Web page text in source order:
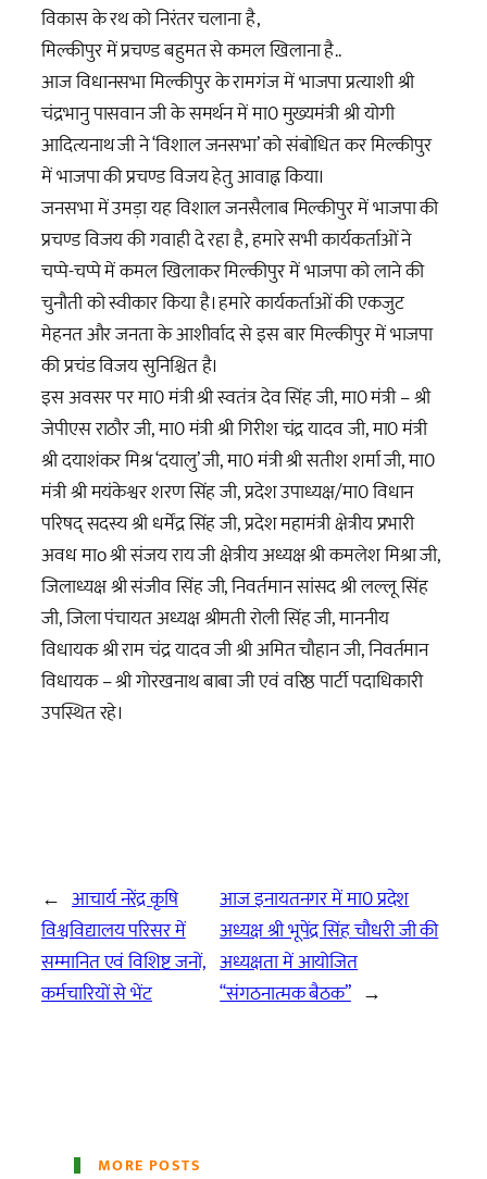
विकास के रथ को निरंतर चलाना है,
मिल्कीपुर में प्रचण्ड बहुमत से कमल खिलाना है..
आज विधानसभा मिल्कीपुर के रामगंज में भाजपा प्रत्याशी श्री
चंद्रभानु पासवान जी के समर्थन में मा0 मुख्यमंत्री श्री योगी
आदित्यनाथ जी ने ‘विशाल जनसभा’ को संबोधित कर मिल्कीपुर
में भाजपा की प्रचण्ड विजय हेतु आवाह्न किया।
जनसभा में उमड़ा यह विशाल जनसैलाब मिल्कीपुर में भाजपा की
प्रचण्ड विजय की गवाही दे रहा है, हमारे सभी कार्यकर्ताओं ने
चप्पे-चप्पे में कमल खिलाकर मिल्कीपुर में भाजपा को लाने की
चुनौती को स्वीकार किया है। हमारे कार्यकर्ताओं की एकजुट
मेहनत और जनता के आशीर्वाद से इस बार मिल्कीपुर में भाजपा
की प्रचंड विजय सुनिश्चित है।
इस अवसर पर मा0 मंत्री श्री स्वतंत्र देव सिंह जी, मा0 मंत्री – श्री
जेपीएस राठौर जी, मा0 मंत्री श्री गिरीश चंद्र यादव जी, मा0 मंत्री
श्री दयाशंकर मिश्र ‘दयालु’ जी, मा0 मंत्री श्री सतीश शर्मा जी, मा0
मंत्री श्री मयंकेश्वर शरण सिंह जी, प्रदेश उपाध्यक्ष/मा0 विधान
परिषद् सदस्य श्री धर्मेंद्र सिंह जी, प्रदेश महामंत्री क्षेत्रीय प्रभारी
अवध माo श्री संजय राय जी क्षेत्रीय अध्यक्ष श्री कमलेश मिश्रा जी,
जिलाध्यक्ष श्री संजीव सिंह जी, निवर्तमान सांसद श्री लल्लू सिंह
जी, जिला पंचायत अध्यक्ष श्रीमती रोली सिंह जी, माननीय
विधायक श्री राम चंद्र यादव जी श्री अमित चौहान जी, निवर्तमान
विधायक – श्री गोरखनाथ बाबा जी एवं वरिष्ठ पार्टी पदाधिकारी
उपस्थित रहे।
← आचार्य नरेंद्र कृषि
विश्वविद्यालय परिसर में
सम्मानित एवं विशिष्ट जनों,
कर्मचारियों से भेंट
आज इनायतनगर में मा0 प्रदेश
अध्यक्ष श्री भूपेंद्र सिंह चौधरी जी की
अध्यक्षता में आयोजित
‘‘संगठनात्मक बैठक’’ →
MORE POSTS